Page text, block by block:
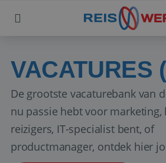
VACATURES
De grootste vacaturebank van
nu passie hebt voor marketing,
reizigers, IT-specialist bent, of
productmanager, ontdek hier